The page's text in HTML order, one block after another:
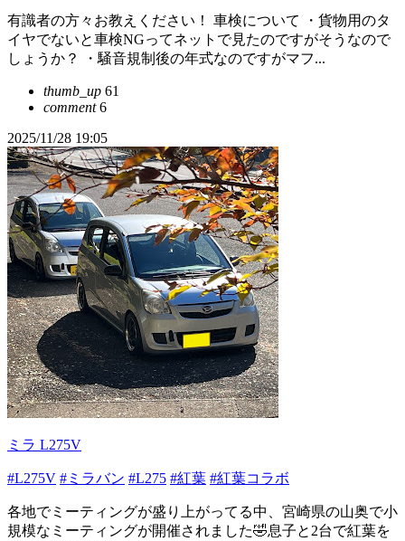
有識者の方々お教えください！ 車検について ・貨物用のタ
イヤでないと車検NGってネットで見たのですがそうなので
しょうか？ ・騒音規制後の年式なのですがマフ...
thumb_up 61
comment6
2025/11/28 19:05
ミラ L275V
#L275V #ミラバン #L275 #紅葉 #紅葉コラボ
各地でミーティングが盛り上がってる中、宮崎県の山奥で小
規模なミーティングが開催されました🤣息子と2台で紅葉を